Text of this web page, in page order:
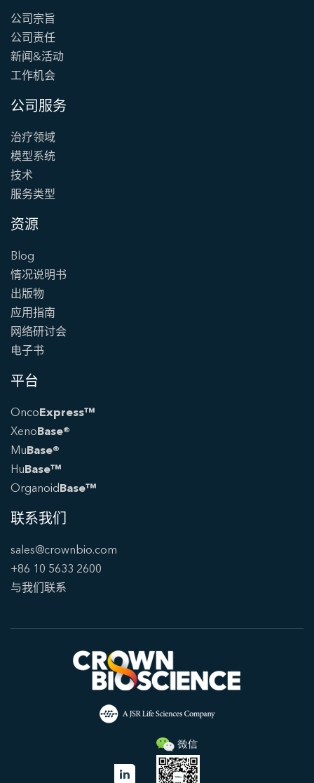
公司宗旨
公司责任
新闻&活动
工作机会
公司服务
治疗领域
模型系统
技术
服务类型
资源
Blog
情况说明书
出版物
应用指南
网络研讨会
电子书
平台
OncoExpress™
XenoBase®
MuBase®
HuBase™
OrganoidBase™
联系我们
sales@crownbio.com
+86 10 5633 2600
与我们联系